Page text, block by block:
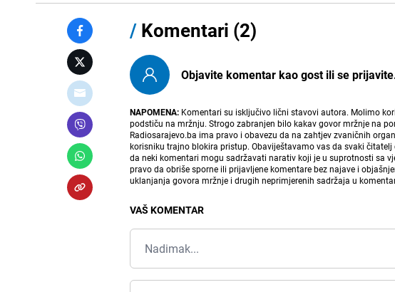
/ Komentari (2)
Objavite komentar kao gost ili se
NAPOMENA: Komentari su isključivo lični stavovi autora. Molimo
podstiču na mržnju. Strogo zabranjen bilo kakav govor mržnje na
Radiosarajevo.ba ima pravo i obavezu da na zahtjev zvaničnih
korisniku trajno blokira pristup. Obaviještavamo vas da svaki
da neki komentari mogu sadržavati narativ koji je u suprotnosti sa
pravo da obriše sporne ili prijavljene komentare bez najave i
uklanjanja govora mržnje i drugih neprimjerenih sadržaja u
VAŠ KOMENTAR